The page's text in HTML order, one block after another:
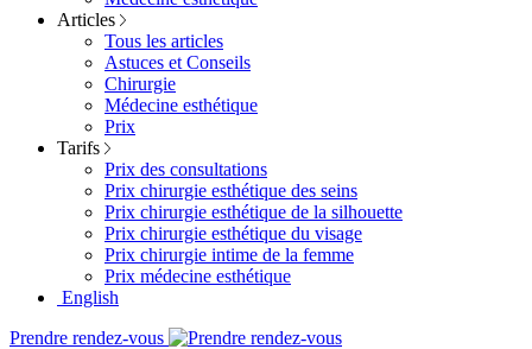
Articles
Tous les articles
Astuces et Conseils
Chirurgie
Médecine esthétique
Prix
Tarifs
Prix des consultations
Prix chirurgie esthétique des seins
Prix chirurgie esthétique de la silhouette
Prix chirurgie esthétique du visage
Prix chirurgie intime de la femme
Prix médecine esthétique
English
Prendre rendez-vous